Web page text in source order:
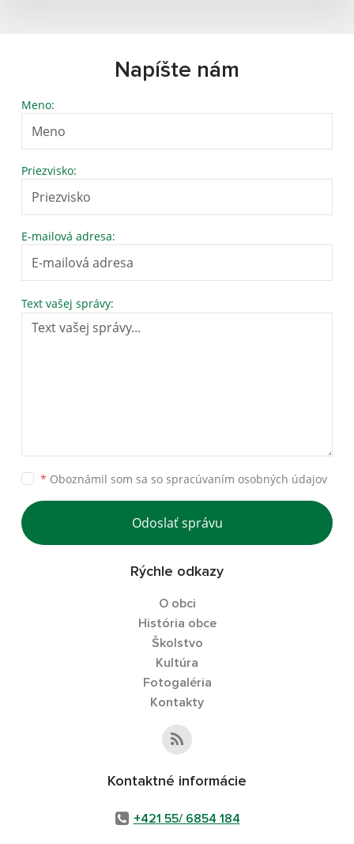
Napíšte nám
Meno:
Priezvisko:
E-mailová adresa:
Text vašej správy:
* Oboznámil som sa so spracúvaním osobných údajov
Odoslať správu
Rýchle odkazy
O obci
História obce
Školstvo
Kultúra
Fotogaléria
Kontakty
Kontaktné informácie
+421 55/ 6854 184